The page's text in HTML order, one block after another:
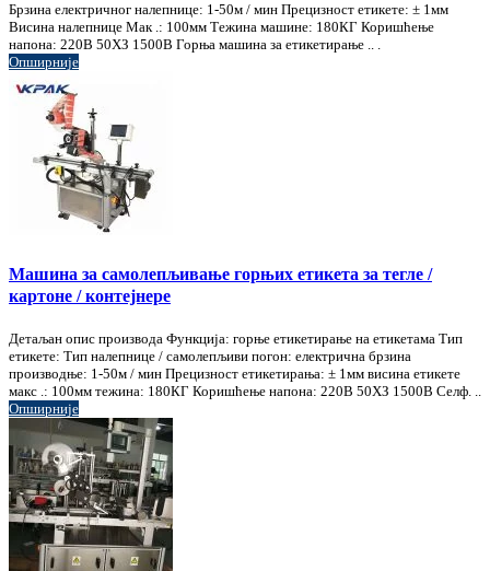
Брзина електричног налепнице: 1-50м / мин Прецизност етикете: ± 1мм
Висина налепнице Мак .: 100мм Тежина машине: 180КГ Коришћење
напона: 220В 50ХЗ 1500В Горња машина за етикетирање .. .
Опширније
Машина за самолепљивање горњих етикета за тегле /
картоне / контејнере
Детаљан опис производа Функција: горње етикетирање на етикетама Тип
етикете: Тип налепнице / самолепљиви погон: електрична брзина
производње: 1-50м / мин Прецизност етикетирања: ± 1мм висина етикете
макс .: 100мм тежина: 180КГ Коришћење напона: 220В 50ХЗ 1500В Селф. ..
Опширније